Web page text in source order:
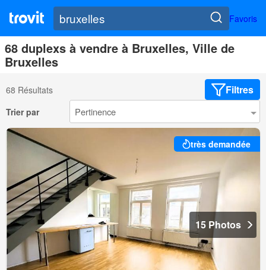
Favoris
68 duplexs à vendre à Bruxelles, Ville de
Bruxelles
68 Résultats Filtres
Trier par
très demandée
15 Photos